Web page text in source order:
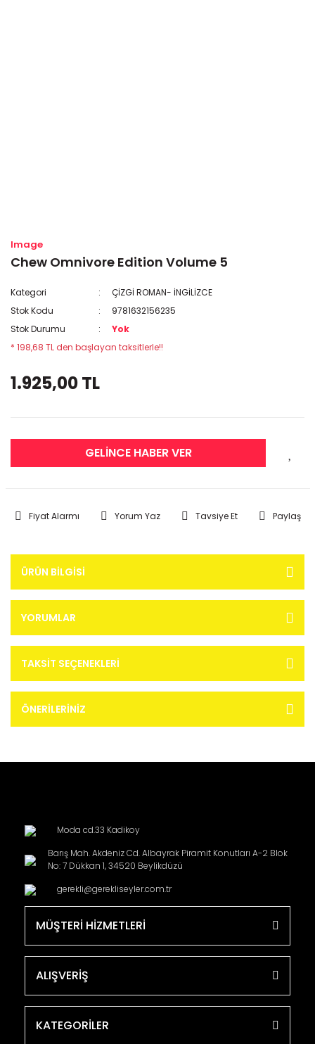
Image
Chew Omnivore Edition Volume 5
Kategori
ÇİZGİ ROMAN- İNGİLİZCE
Stok Kodu
9781632156235
Stok Durumu
Yok
* 198,68 TL den başlayan taksitlerle!!
1.925,00 TL
GELİNCE HABER VER
Fiyat Alarmı Yorum Yaz Tavsiye Et Paylaş
ÜRÜN BILGISI
YORUMLAR
TAKSIT SEÇENEKLERI
ÖNERILERINIZ
Moda cd.33 Kadikoy
Barış Mah. Akdeniz Cd. Albayrak Piramit Konutları A-2 Blok
No: 7 Dükkan 1, 34520 Beylikdüzü
gerekli@gerekliseyler.com.tr
MÜŞTERİ HİZMETLERİ
ALIŞVERİŞ
KATEGORİLER